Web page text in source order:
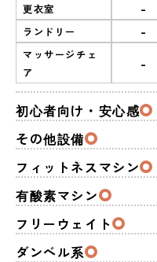
更衣室 -
ランドリー -
マッサージチェ
ア
-
初心者向け・安心感
その他設備
フィットネスマシン
有酸素マシン
フリーウェイト
ダンベル系